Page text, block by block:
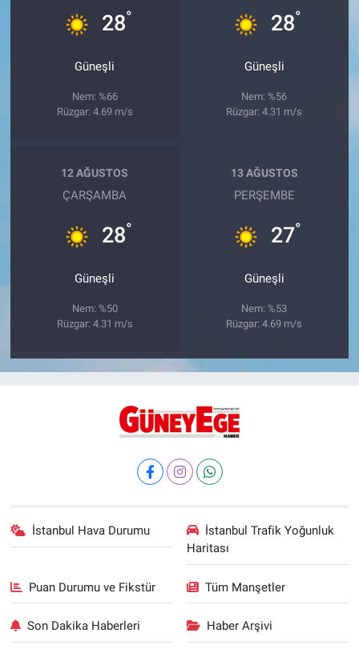
28°
Güneşli
Nem: %66
Rüzgar: 4.69 m/s
28°
Güneşli
Nem: %56
Rüzgar: 4.31 m/s
12 AĞUSTOS
ÇARŞAMBA
28°
Güneşli
Nem: %50
Rüzgar: 4.31 m/s
13 AĞUSTOS
PERŞEMBE
27°
Güneşli
Nem: %53
Rüzgar: 4.69 m/s
İstanbul Hava Durumu
İstanbul Trafik Yoğunluk
Haritası
Puan Durumu ve Fikstür Tüm Manşetler
Son Dakika Haberleri Haber Arşivi